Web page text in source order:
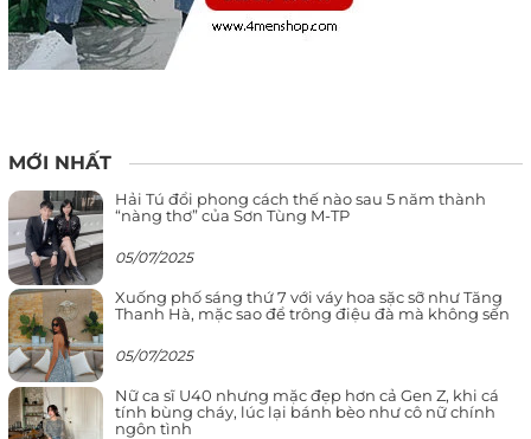
MỚI NHẤT
Hải Tú đổi phong cách thế nào sau 5 năm thành
“nàng thơ” của Sơn Tùng M-TP
05/07/2025
Xuống phố sáng thứ 7 với váy hoa sặc sỡ như Tăng
Thanh Hà, mặc sao để trông điệu đà mà không sến
05/07/2025
Nữ ca sĩ U40 nhưng mặc đẹp hơn cả Gen Z, khi cá
tính bùng cháy, lúc lại bánh bèo như cô nữ chính
ngôn tình